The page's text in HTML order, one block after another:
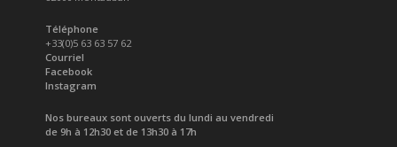
Téléphone
+33(0)5 63 63 57 62
Courriel
Facebook
Instagram
Nos bureaux sont ouverts du lundi au vendredi
de 9h à 12h30 et de 13h30 à 17h